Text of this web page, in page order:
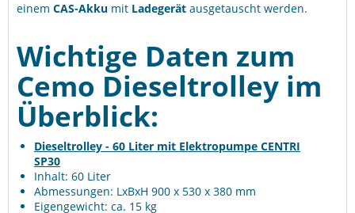
einem CAS-Akku mit Ladegerät ausgetauscht werden.
Wichtige Daten zum
Cemo Dieseltrolley im
Überblick:
Dieseltrolley - 60 Liter mit Elektropumpe CENTRI
SP30
Inhalt: 60 Liter
Abmessungen: LxBxH 900 x 530 x 380 mm
Eigengewicht: ca. 15 kg